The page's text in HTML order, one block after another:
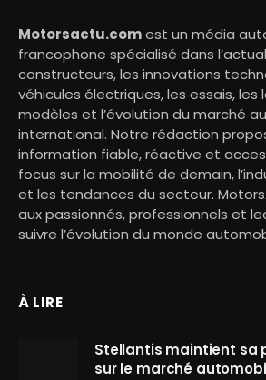
Motorsactu.comest un média
francophone spécialisé dans
constructeurs, les innovations
véhicules électriques, les essais,
modèles et l’évolution du marché
international. Notre rédaction
information fiable, réactive et
focus sur la mobilité de demain,
et les tendances du secteur.
aux passionnés, professionnels et
suivre l’évolution du monde
À LIRE
Stellantis maintient sa
sur le marché